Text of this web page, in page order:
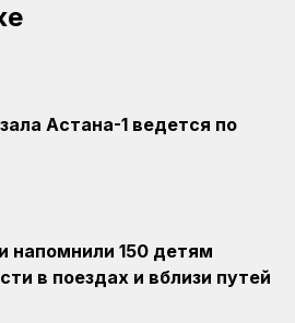
Астана-1 ведется по
напомнили 150 детям
в поездах и вблизи путей